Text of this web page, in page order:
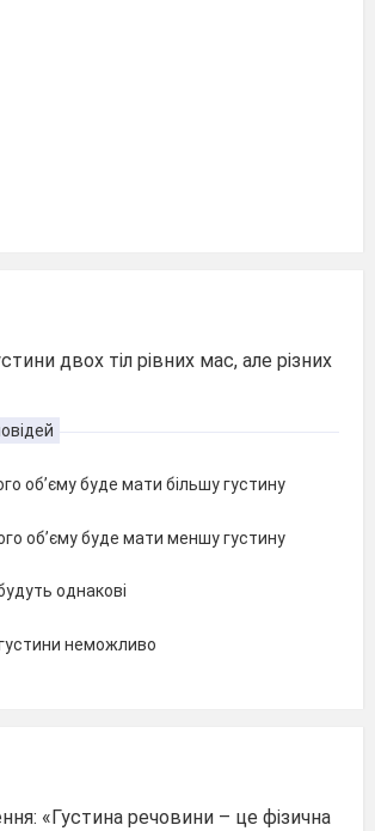
двох тіл рівних мас, але різних
об’єму буде мати більшу густину
об’єму буде мати меншу густину
однакові
неможливо
«Густина речовини – це фізична